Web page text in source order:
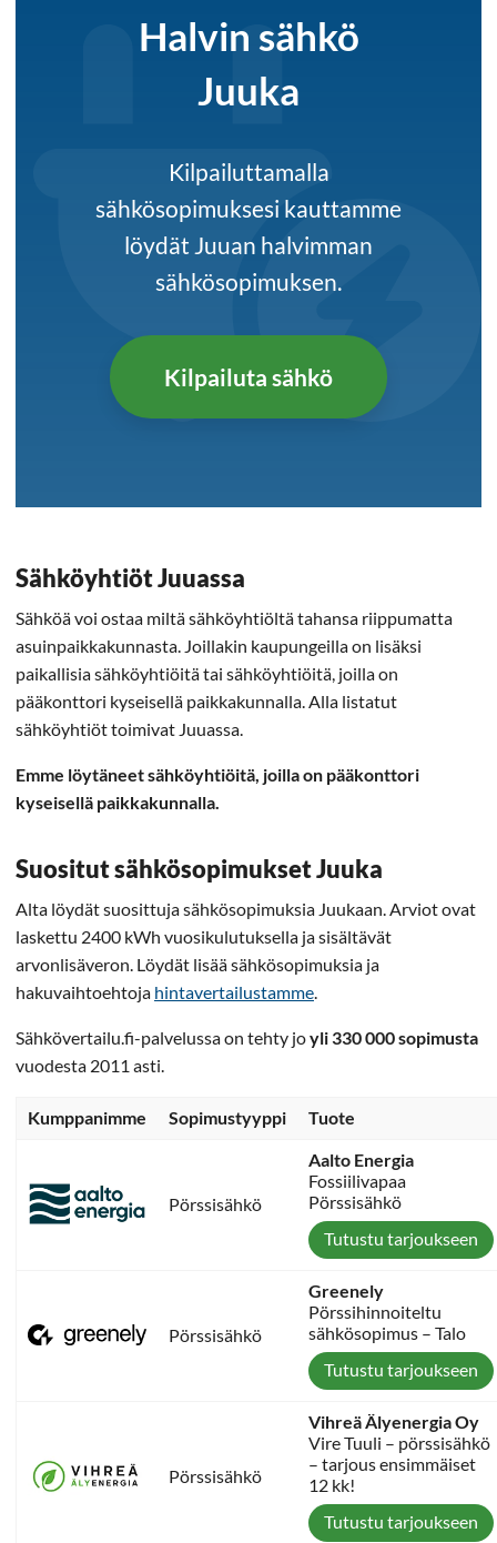
Halvin sähkö
Juuka
Kilpailuttamalla
sähkösopimuksesi kauttamme
löydät Juuan halvimman
sähkösopimuksen.
Kilpailuta sähkö
Sähköyhtiöt Juuassa
Sähköä voi ostaa miltä sähköyhtiöltä tahansa riippumatta
asuinpaikkakunnasta. Joillakin kaupungeilla on lisäksi
paikallisia sähköyhtiöitä tai sähköyhtiöitä, joilla on
pääkonttori kyseisellä paikkakunnalla. Alla listatut
sähköyhtiöt toimivat Juuassa.
Emme löytäneet sähköyhtiöitä, joilla on pääkonttori
kyseisellä paikkakunnalla.
Suositut sähkösopimukset Juuka
Alta löydät suosittuja sähkösopimuksia Juukaan. Arviot ovat
laskettu 2400 kWh vuosikulutuksella ja sisältävät
arvonlisäveron. Löydät lisää sähkösopimuksia ja
hakuvaihtoehtoja hintavertailustamme
Sähkövertailu.fi-palvelussa on tehty joyli 330 000 sopimusta
vuodesta 2011 asti.
Kumppanimme Sopimustyyppi Tuote
Pörssisähkö
Aalto Energia
Fossiilivapaa
Pörssisähkö
Tutustu tarjoukseen
Pörssisähkö
Greenely
Pörssihinnoiteltu
sähkösopimus – Talo
Tutustu tarjoukseen
Pörssisähkö
Vihreä Älyenergia Oy
Vire Tuuli – pörssisähkö
– tarjous ensimmäiset
12 kk!
Tutustu tarjoukseen